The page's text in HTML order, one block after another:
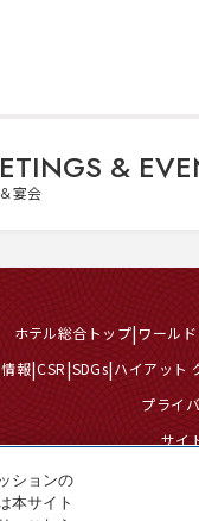
&
宴会
ホテル総合トップ ワール
報 CSR SDGs ハイアット
プライ
サイ
クッキーセンター
ションの
本サイト